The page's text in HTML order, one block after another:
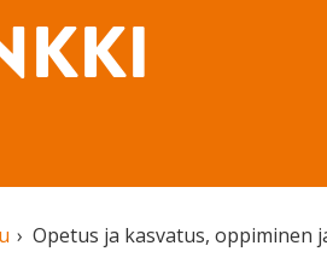
Opetus ja kasvatus, oppiminen